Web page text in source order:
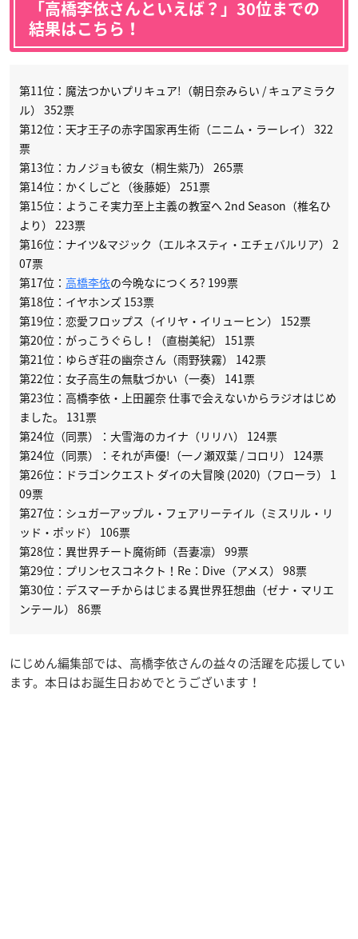
「高橋李依さんといえば？」30位までの
結果はこちら！
第11位：魔法つかいプリキュア!（朝日奈みらい / キュアミラク
ル） 352票
第12位：天才王子の赤字国家再生術（ニニム・ラーレイ） 322
票
第13位：カノジョも彼女（桐生紫乃） 265票
第14位：かくしごと（後藤姫） 251票
第15位：ようこそ実力至上主義の教室へ 2nd Season（椎名ひ
より） 223票
第16位：ナイツ&マジック（エルネスティ・エチェバルリア） 2
07票
第17位： 高橋李依の今晩なにつくろ? 199票
第18位：イヤホンズ 153票
第19位：恋愛フロップス（イリヤ・イリューヒン） 152票
第20位：がっこうぐらし！（直樹美紀） 151票
第21位：ゆらぎ荘の幽奈さん（雨野狭霧） 142票
第22位：女子高生の無駄づかい（一奏） 141票
第23位：高橋李依・上田麗奈 仕事で会えないからラジオはじめ
ました。 131票
第24位（同票）：大雪海のカイナ（リリハ） 124票
第24位（同票）：それが声優!（一ノ瀬双葉 / コロリ） 124票
第26位：ドラゴンクエスト ダイの大冒険 (2020)（フローラ） 1
09票
第27位：シュガーアップル・フェアリーテイル（ミスリル・リ
ッド・ポッド） 106票
第28位：異世界チート魔術師（吾妻凛） 99票
第29位：プリンセスコネクト！Re：Dive（アメス） 98票
第30位：デスマーチからはじまる異世界狂想曲（ゼナ・マリエ
ンテール） 86票
にじめん編集部では、高橋李依さんの益々の活躍を応援してい
ます。本日はお誕生日おめでとうございます！